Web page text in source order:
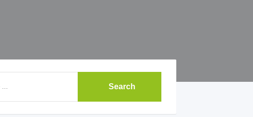
Search